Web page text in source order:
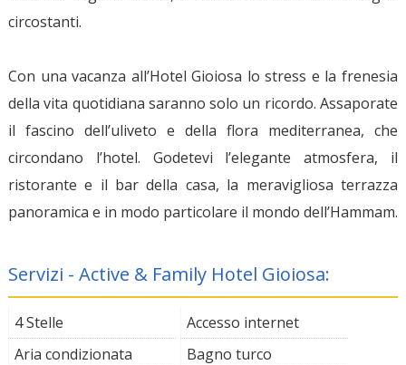
circostanti.
Con una vacanza all’Hotel Gioiosa lo stress e la frenesia
della vita quotidiana saranno solo un ricordo. Assaporate
il fascino dell’uliveto e della flora mediterranea, che
circondano l’hotel. Godetevi l’elegante atmosfera, il
ristorante e il bar della casa, la meravigliosa terrazza
panoramica e in modo particolare il mondo dell’Hammam.
Servizi - Active & Family Hotel Gioiosa:
4 Stelle
Accesso internet
Aria condizionata
Bagno turco